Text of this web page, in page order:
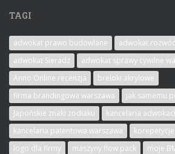
TAGI
adwokat prawo budowlane
adwokat
adwokat Sieradz
adwokat sprawy cywilne
Anno Online recenzja
breloki akrylowe
firma brandingowa warszawa
jak samemu
Japońskie znaki zodiaku
kancelaria
kancelaria patentowa warszawa
logo dla firmy
maszyny flow pack moje